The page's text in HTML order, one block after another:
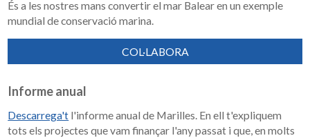
És a les nostres mans convertir el mar Balear en un exemple
mundial de conservació marina.
COL·LABORA
Informe anual
Descarrega't l'informe anual de Marilles. En ell t'expliquem
tots els projectes que vam finançar l'any passat i que, en molts